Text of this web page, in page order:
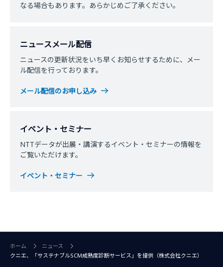
なる場合もあります。あらかじめご了承ください。
ニュースメール配信
ニュースの更新状況をいち早くお知らせするために、メー
ル配信を行っております。
メール配信のお申し込み
イベント・セミナー
NTTデータが出展・講演するイベント・セミナーの情報を
ご覧いただけます。
イベント・セミナー
ホーム
ニュース
クニエ、「サステナブルSCM成熟度診断サービス」を提供（株式会社クニエ）